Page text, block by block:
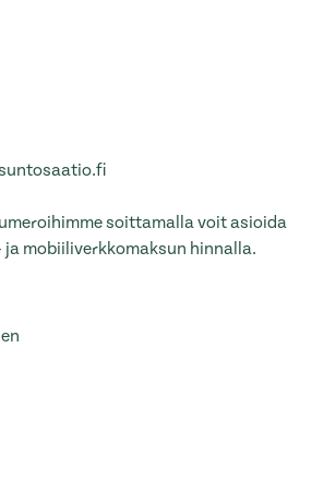
soittamalla voit asioida
ja mobiiliverkkomaksun hinnalla.